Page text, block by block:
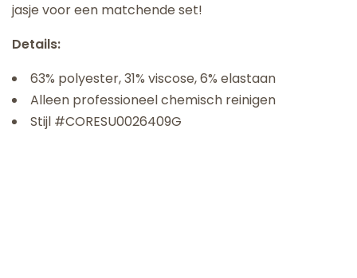
jasje voor een matchende set!
Details:
63% polyester, 31% viscose, 6% elastaan
Alleen professioneel chemisch reinigen
Stijl #CORESU0026409G